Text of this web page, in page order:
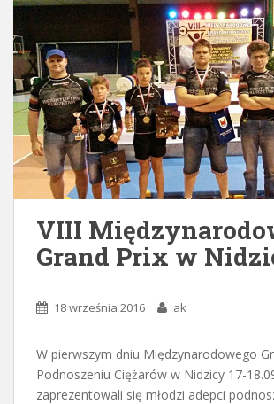
VIII
Grand Prix w
18 września 2016 ak
W pierwszym dniu Międzynarodowego
Podnoszeniu Ciężarów w Nidzicy 17-
zaprezentowali się młodzi adepci